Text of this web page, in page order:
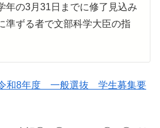
年の3月31日までに修了見込み
準ずる者で文部科学大臣の指
和8年度 一般選抜 学生募集要